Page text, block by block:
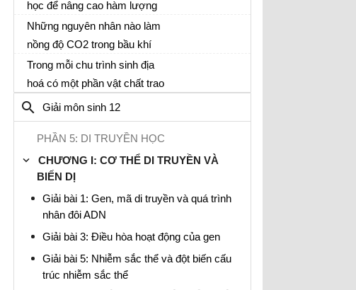
hạn hán hoặc ô nhiễm nguồn
nước? Nêu cách khắc phục
học để nâng cao hàm lượng
đạm trong đất nhằm cải tạo
đất và nâng cao năng suất cây
trồng
Những nguyên nhân nào làm
nồng độ CO2 trong bầu khí
quyển tăng? Nêu hậu quả và
cách hạn chế
Trong mỗi chu trình sinh địa
hoá có một phần vật chất trao
đổi và tuần hoàn, một phần
khác trở thành nguồn dự trữ
hoặc không còn tuần hoàn
trong chu trình
Giải môn sinh 12
PHẦN 5: DI TRUYỀN HỌC
CHƯƠNG I: CƠ THỂ DI TRUYỀN VÀ
BIẾN DỊ
Giải bài 1: Gen, mã di truyền và quá trình
nhân đôi ADN
Giải bài 3: Điều hòa hoạt động của gen
Giải bài 5: Nhiễm sắc thể và đột biến cấu
trúc nhiễm sắc thể